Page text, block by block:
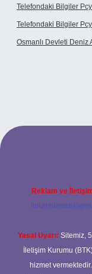
Telefondaki Bilgiler
Telefondaki Bilgiler
Osmanlı Devleti
giriş
Reklam ve
Yasal Uyarı: Sitemiz,
İletişim Kurumu
hizmet